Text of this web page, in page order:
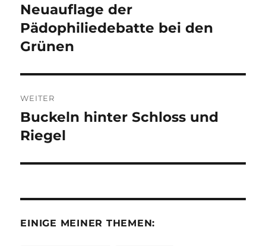
Vorheriger
Beitrag:
Neuauflage der
Pädophiliedebatte bei den
Grünen
WEITER
Nächster
Beitrag:
Buckeln hinter Schloss und
Riegel
EINIGE MEINER THEMEN: